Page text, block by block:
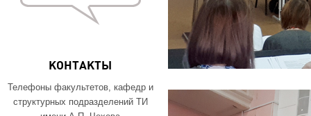
КОНТАКТЫ
Телефоны факультетов, кафедр и
структурных подразделений ТИ